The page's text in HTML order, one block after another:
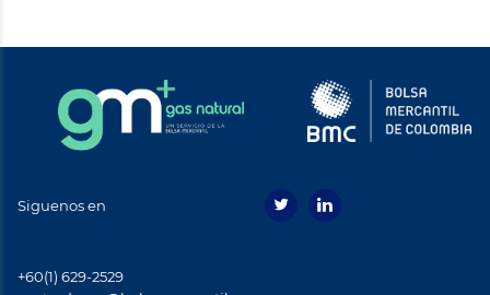
Siguenos en
+60(1) 629-2529